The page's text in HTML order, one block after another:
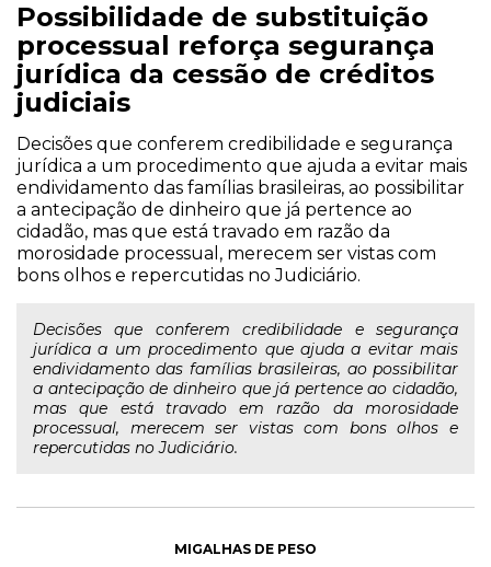
Possibilidade de substituição
processual reforça segurança
jurídica da cessão de créditos
judiciais
Decisões que conferem credibilidade e segurança
jurídica a um procedimento que ajuda a evitar mais
endividamento das famílias brasileiras, ao possibilitar
a antecipação de dinheiro que já pertence ao
cidadão, mas que está travado em razão da
morosidade processual, merecem ser vistas com
bons olhos e repercutidas no Judiciário.
Decisões que conferem credibilidade e segurança
jurídica a um procedimento que ajuda a evitar mais
endividamento das famílias brasileiras, ao possibilitar
a antecipação de dinheiro que já pertence ao cidadão,
mas que está travado em razão da morosidade
processual, merecem ser vistas com bons olhos e
repercutidas no Judiciário.
MIGALHAS DE PESO